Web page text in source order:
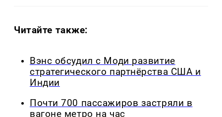
Читайте также:
Вэнс обсудил с Моди развитие
стратегического партнёрства США и
Индии
Почти 700 пассажиров застряли в
вагоне метро на час